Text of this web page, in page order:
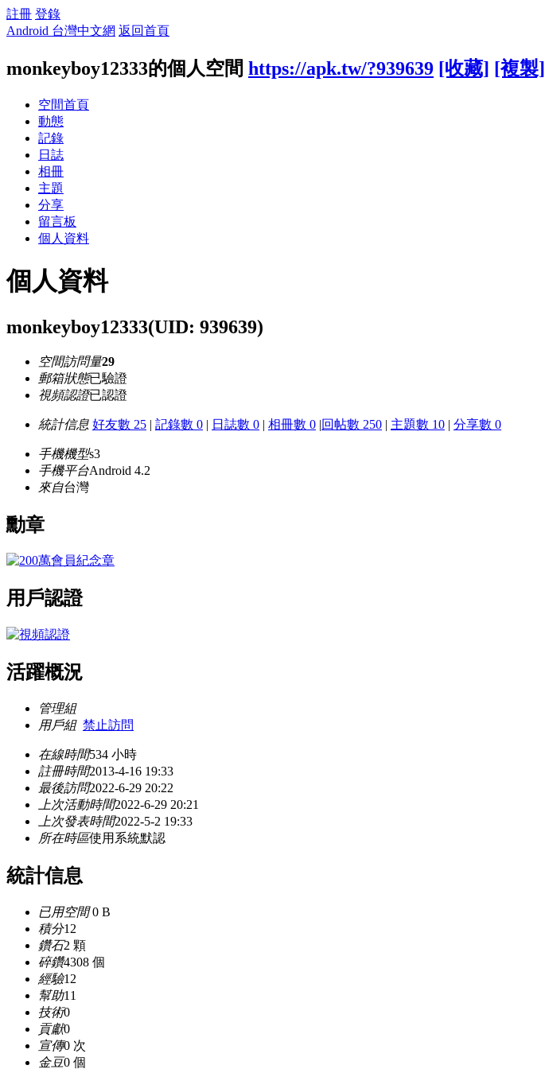
註冊 登錄
Android 台灣中文網 返回首頁
monkeyboy12333的個人空間 https://apk.tw/?939639 [收藏] [複製]
空間首頁
動態
記錄
日誌
相冊
主題
分享
留言板
個人資料
個人資料
monkeyboy12333(UID: 939639)
空間訪問量29
郵箱狀態已驗證
視頻認證已認證
統計信息 好友數 25 | 記錄數 0 | 日誌數 0 | 相冊數 0 |回帖數 250 | 主題數 10 | 分享數 0
手機機型s3
手機平台Android 4.2
來自台灣
勳章
用戶認證
活躍概況
管理組
用戶組 禁止訪問
在線時間534 小時
註冊時間2013-4-16 19:33
最後訪問2022-6-29 20:22
上次活動時間2022-6-29 20:21
上次發表時間2022-5-2 19:33
所在時區使用系統默認
統計信息
已用空間0 B
積分12
鑽石2 顆
碎鑽4308 個
經驗12
幫助11
技術0
貢獻0
宣傳0 次
金豆0 個